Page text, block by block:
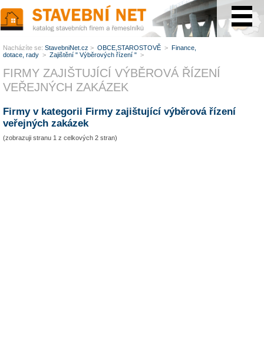
FIRMY ZAJIŠTUJÍCÍ VÝBĚROVÁ ŘÍZENÍ
VEŘEJNÝCH ZAKÁZEK
Firmy v kategorii Firmy zajištující výběrová řízení
veřejných zakázek
(zobrazuji stranu 1 z celkových 2 stran)
Nacházíte se: StavebniNet.cz > OBCE,STAROSTOVĚ > Finance,
dotace, rady > Zajištění " Výběrových řízení " >